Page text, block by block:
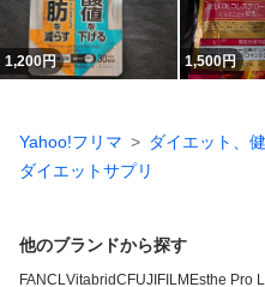
1,200円 1,500円
Yahoo!フリマ ダイエット、
ダイエットサプリ
他のブランドから探す
FANCLVitabridC FUJIFILM Esthe Pro